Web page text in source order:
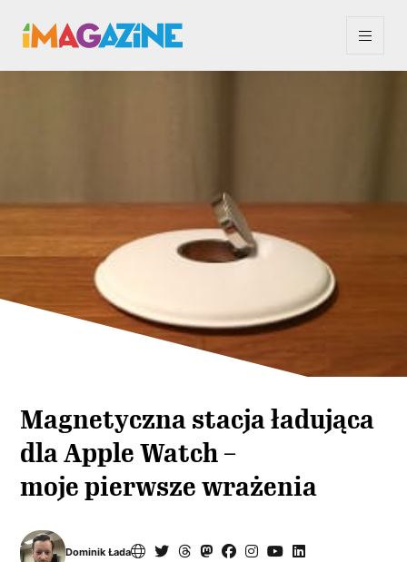
Magnetyczna stacja ładująca
dla Apple Watch –
moje pierwsze wrażenia
Dominik Łada